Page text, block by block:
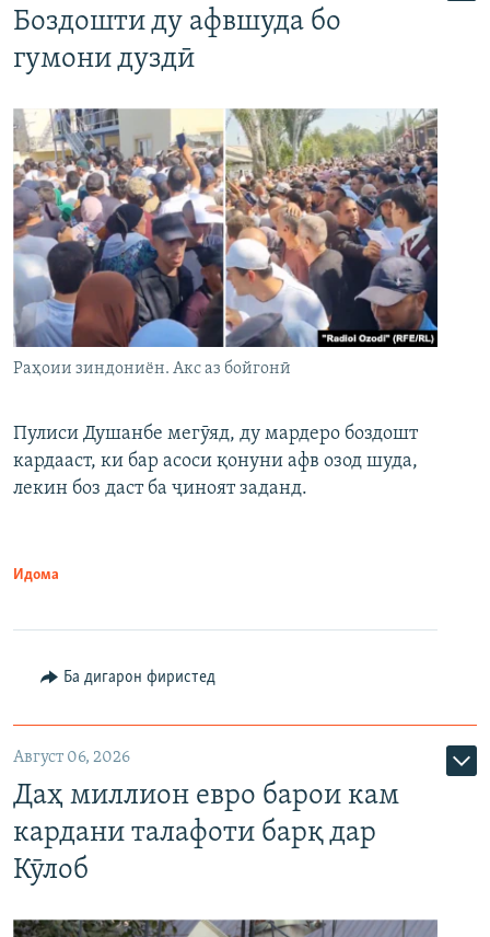
Боздошти ду афвшуда бо
гумони дуздӣ
Раҳоии зиндониён. Акс аз бойгонӣ
Пулиси Душанбе мегӯяд, ду мардеро боздошт
кардааст, ки бар асоси қонуни афв озод шуда,
лекин боз даст ба ҷиноят заданд.
Идома
Ба дигарон фиристед
Август 06, 2026
Даҳ миллион евро барои кам
кардани талафоти барқ дар
Кӯлоб